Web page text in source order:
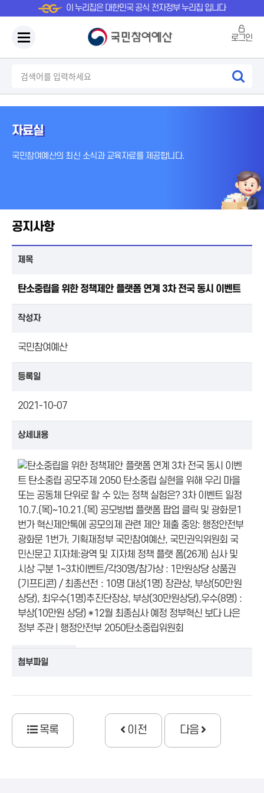
이 누리집은 대한민국 공식 전자정부 누리집 입니다
로그인
자료실
국민참여예산의 최신 소식과 교육자료를 제공합니다.
공지사항
제목
탄소중립을 위한 정책제안 플랫폼 연계 3차 전국 동시 이벤트
작성자
국민참여예산
등록일
2021-10-07
상세내용
첨부파일
목록 이전 다음